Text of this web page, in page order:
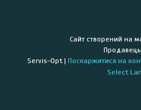
Сайт створений на
Servis-Opt | Поскаржитися на
Select